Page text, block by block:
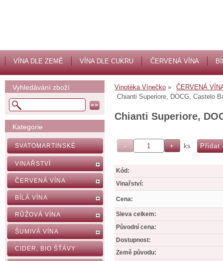
VÍNA DLE ZEMĚ VÍNA DLE CUKRU ČERVENÁ VÍNA
Vinotéka Vínečko
ČERVENÁ
Chianti Superiore, DOCG, Castelo
Chianti Superiore,
ks
Kód:
Vinařství:
Cena:
Sleva celkem:
Původní cena:
Dostupnost:
Země původu:
Vyhledávání zboží
Kategorie
SVATOMARTINSKÉ
VINAŘSTVÍ
ČERVENÁ VÍNA
BÍLÁ VÍNA
RŮŽOVÁ VÍNA
ŠUMIVÁ VÍNA
CIDER, BIO ŠŤÁVY